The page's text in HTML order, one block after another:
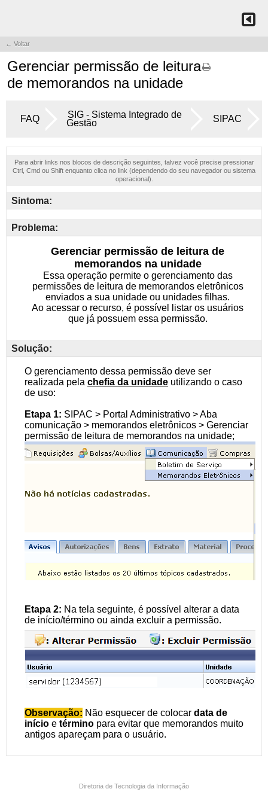
← Voltar
Gerenciar permissão de leitura
de memorandos na unidade
FAQ
SIG - Sistema Integrado de
Gestão
SIPAC
Para abrir links nos blocos de descrição seguintes, talvez você precise pressionar
Ctrl, Cmd ou Shift enquanto clica no link (dependendo do seu navegador ou sistema
operacional).
Sintoma:
Problema:
Solução:
Diretoria de Tecnologia da Informação